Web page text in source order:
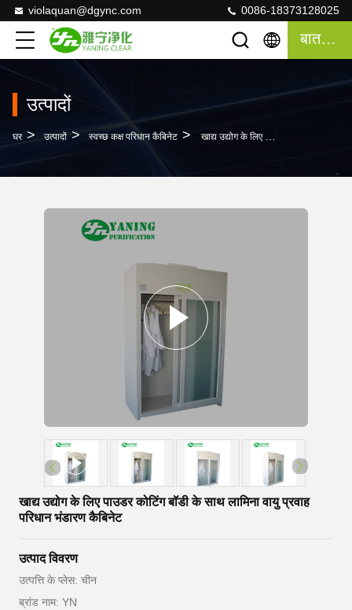
violaquan@dgync.com 0086-18373128025
बात करना
उत्पादों
घर > उत्पादों > स्वच्छ कक्ष परिधान कैबिनेट > खाद्य उद्योग के लिए पाउडर कोटिंग बॉडी के साथ लामिना वायु प्रवाह परिधान भंडारण कैबिनेट
खाद्य उद्योग के लिए पाउडर कोटिंग बॉडी के साथ लामिना वायु प्रवाह
परिधान भंडारण कैबिनेट
उत्पाद विवरण
उत्पत्ति के प्लेस: चीन
ब्रांड नाम: YN